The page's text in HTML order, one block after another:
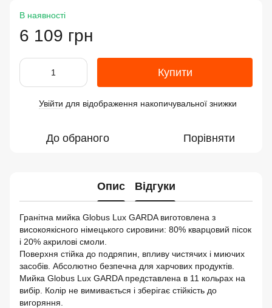
В наявності
6 109 грн
Купити
Увійти для відображення накопичувальної знижки
До обраного Порівняти
Опис Відгуки
Гранітна мийка Globus Lux GARDA виготовлена ​​з
високоякісного німецького сировини: 80% кварцовий пісок
і 20% акрилові смоли.
Поверхня стійка до подряпин, впливу чистячих і миючих
засобів. Абсолютно безпечна для харчових продуктів.
Мийка Globus Lux GARDA представлена ​​в 11 кольрах на
вибір. Колір не вимивається і зберігає стійкість до
вигоряння.